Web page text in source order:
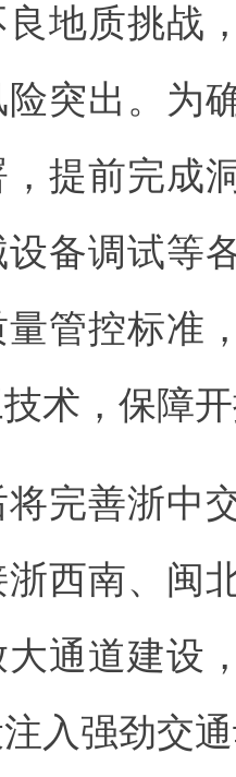
地质挑战
突出。为
提前完成
备调试等
管控标准
术，保障
完善浙中
西南、闽
通道建设
入强劲交